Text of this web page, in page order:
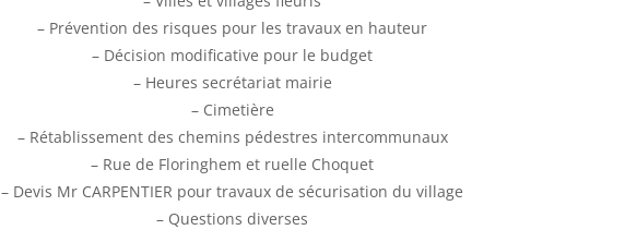
– Prévention des risques pour les travaux en hauteur
– Décision modificative pour le budget
– Heures secrétariat mairie
– Cimetière
– Rétablissement des chemins pédestres intercommunaux
– Rue de Floringhem et ruelle Choquet
– Devis Mr CARPENTIER pour travaux de sécurisation du village
– Questions diverses